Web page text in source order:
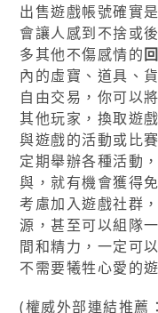
出售遊戲帳號確實是
會讓人感到不捨或
多其他不傷感情的
內的虛寶、道具、
自由交易，你可以
其他玩家，換取遊
與遊戲的活動或比
定期舉辦各種活動
與，就有機會獲得
考慮加入遊戲社群
源，甚至可以組隊
間和精力，一定可
不需要犧牲心愛的
(權威外部連結推薦：